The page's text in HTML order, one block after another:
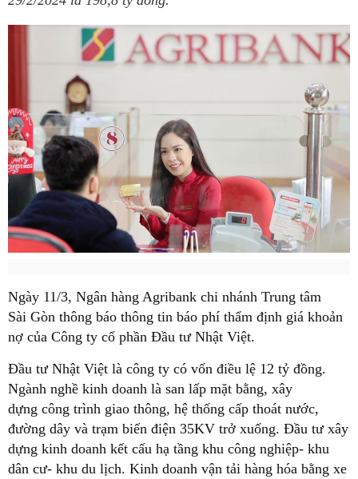
Ngày 11/3, Ngân hàng Agribank chi nhánh Trung tâm
Sài Gòn thông báo thông tin báo phí thẩm định giá khoản
nợ của Công ty cổ phần Đầu tư Nhật Việt.
Đầu tư Nhật Việt là công ty có vốn điều lệ 12 tỷ đồng.
Ngành nghề kinh doanh là san lấp mặt bằng, xây
dựng công trình giao thông, hệ thống cấp thoát nước,
đường dây và trạm biến điện 35KV trở xuống. Đầu tư xây
dựng kinh doanh kết cấu hạ tầng khu công nghiệp- khu
dân cư- khu du lịch. Kinh doanh vận tải hàng hóa bằng xe